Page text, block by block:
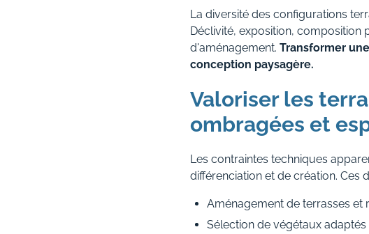
La diversité des configurations
Déclivité, exposition, composition
d'aménagement. Transformer
conception paysagère.
Valoriser les
ombragées et
Les contraintes techniques
différenciation et de création. Ces
Aménagement de terrasses et
Sélection de végétaux